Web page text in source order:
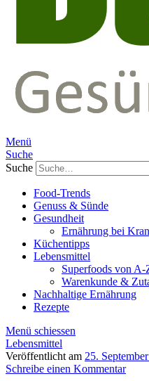
Menü
Suche
Suche
Food-Trends
Genuss & Sünde
Gesundheit
Ernährung bei
Küchentipps
Lebensmittel
Superfoods von A-
Warenkunde &
Nachhaltige Ernährung
Rezepte
Menü schiessen
Lebensmittel
Veröffentlicht am 25.
Schreibe einen Kommentar